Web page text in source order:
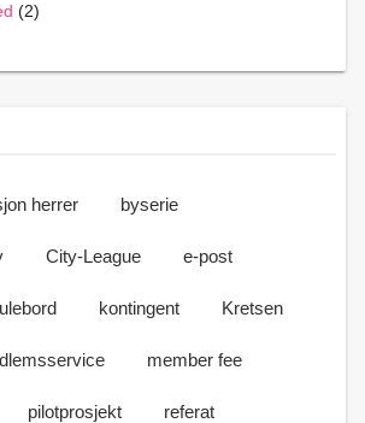
(2)
herrer byserie
City-League e-post
kontingent Kretsen
member fee
pilotprosjekt referat